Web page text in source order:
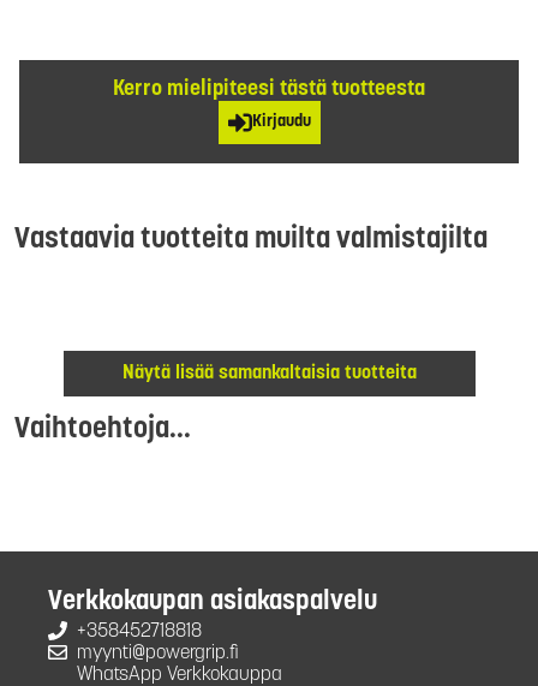
Kerro mielipiteesi tästä tuotteesta
Kirjaudu
Vastaavia tuotteita muilta valmistajilta
Näytä lisää samankaltaisia tuotteita
Vaihtoehtoja...
Verkkokaupan asiakaspalvelu
+358452718818
myynti@powergrip.fi
WhatsApp Verkkokauppa